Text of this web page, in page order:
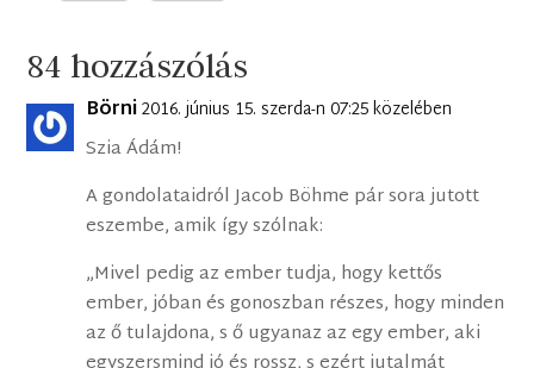
84 hozzászólás
Börni2016. június 15. szerda-n 07:25 közelében
Szia Ádám!
A gondolataidról Jacob Böhme pár sora jutott
eszembe, amik így szólnak:
„Mivel pedig az ember tudja, hogy kettős
ember, jóban és gonoszban részes, hogy minden
az ő tulajdona, s ő ugyanaz az egy ember, aki